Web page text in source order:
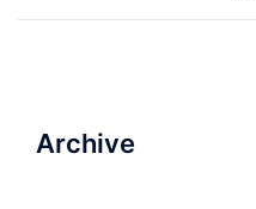
Archive